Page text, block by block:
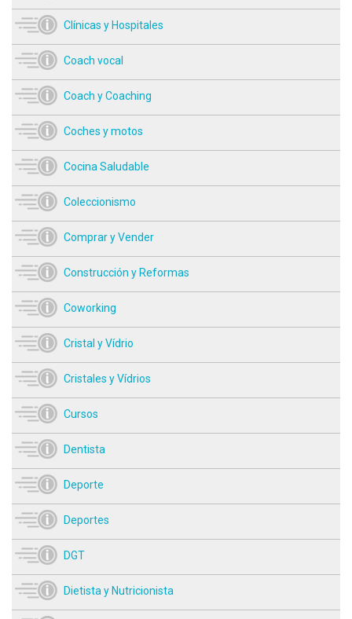
Clínicas y Hospitales
Coach vocal
Coach y Coaching
Coches y motos
Cocina Saludable
Coleccionismo
Comprar y Vender
Construcción y Reformas
Coworking
Cristal y Vídrio
Cristales y Vídrios
Cursos
Dentista
Deporte
Deportes
DGT
Dietista y Nutricionista